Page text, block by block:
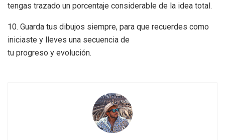
tengas trazado un porcentaje considerable de la idea total.
10. Guarda tus dibujos siempre, para que recuerdes como
iniciaste y lleves una secuencia de
tu progreso y evolución.